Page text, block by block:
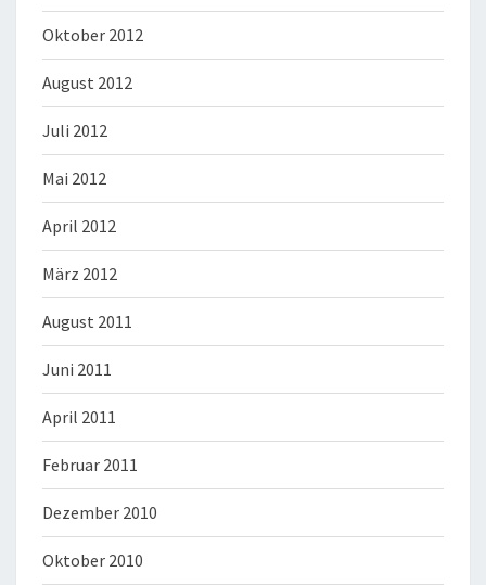
Oktober 2012
August 2012
Juli 2012
Mai 2012
April 2012
März 2012
August 2011
Juni 2011
April 2011
Februar 2011
Dezember 2010
Oktober 2010